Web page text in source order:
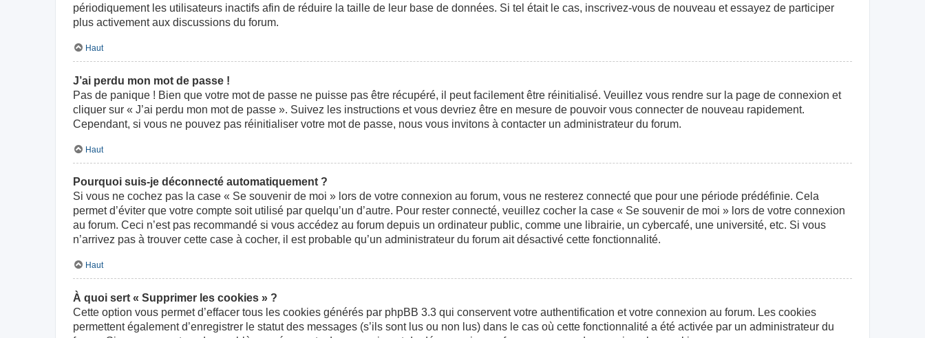
périodiquement les utilisateurs inactifs afin de réduire la taille de leur base de données. Si tel était le cas, inscrivez-vous de nouveau et essayez de participer
plus activement aux discussions du forum.
Haut
J’ai perdu mon mot de passe !
Pas de panique ! Bien que votre mot de passe ne puisse pas être récupéré, il peut facilement être réinitialisé. Veuillez vous rendre sur la page de connexion et
cliquer sur « J’ai perdu mon mot de passe ». Suivez les instructions et vous devriez être en mesure de pouvoir vous connecter de nouveau rapidement.
Cependant, si vous ne pouvez pas réinitialiser votre mot de passe, nous vous invitons à contacter un administrateur du forum.
Haut
Pourquoi suis-je déconnecté automatiquement ?
Si vous ne cochez pas la case « Se souvenir de moi » lors de votre connexion au forum, vous ne resterez connecté que pour une période prédéfinie. Cela
permet d’éviter que votre compte soit utilisé par quelqu’un d’autre. Pour rester connecté, veuillez cocher la case « Se souvenir de moi » lors de votre connexion
au forum. Ceci n’est pas recommandé si vous accédez au forum depuis un ordinateur public, comme une librairie, un cybercafé, une université, etc. Si vous
n’arrivez pas à trouver cette case à cocher, il est probable qu’un administrateur du forum ait désactivé cette fonctionnalité.
Haut
À quoi sert « Supprimer les cookies » ?
Cette option vous permet d’effacer tous les cookies générés par phpBB 3.3 qui conservent votre authentification et votre connexion au forum. Les cookies
permettent également d’enregistrer le statut des messages (s’ils sont lus ou non lus) dans le cas où cette fonctionnalité a été activée par un administrateur du